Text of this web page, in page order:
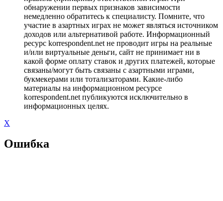
обнаружении первых признаков зависимости
немедленно обратитесь к специалисту. Помните, что
участие в азартных играх не может являться источником
доходов или альтернативой работе. Информационный
ресурс korrespondent.net не проводит игры на реальные
и/или виртуальные деньги, сайт не принимает ни в
какой форме оплату ставок и других платежей, которые
связаны/могут быть связаны с азартными играми,
букмекерами или тотализаторами. Какие-либо
материалы на информационном ресурсе
korrespondent.net публикуются исключительно в
информационных целях.
X
Ошибка